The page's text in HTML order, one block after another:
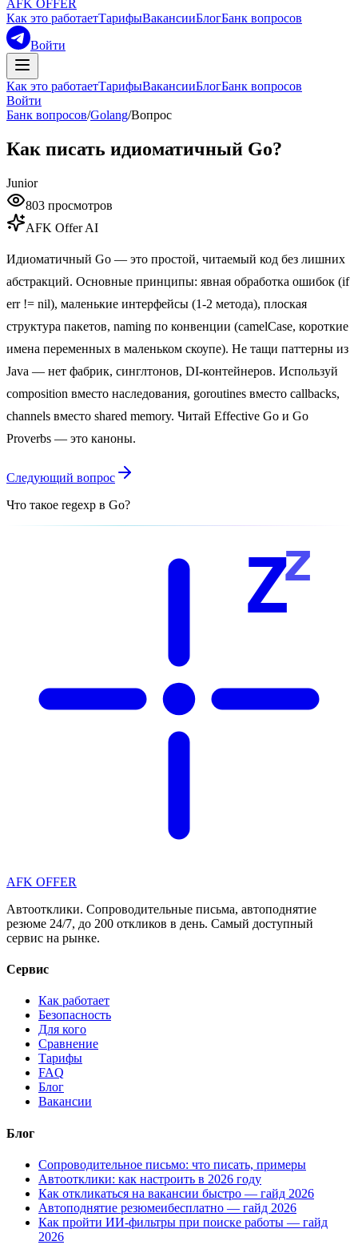
AFK OFFER
Как это работаетТарифыВакансииБлогБанк вопросов
Войти
Как это работаетТарифыВакансииБлогБанк вопросов
Войти
Банк вопросов/Golang/Вопрос
Как писать идиоматичный Go?
Junior
803 просмотров
AFK Offer AI
Идиоматичный Go — это простой, читаемый код без лишних
абстракций. Основные принципы: явная обработка ошибок (if
err != nil), маленькие интерфейсы (1-2 метода), плоская
структура пакетов, naming по конвенции (camelCase, короткие
имена переменных в маленьком скоупе). Не тащи паттерны из
Java — нет фабрик, синглтонов, DI-контейнеров. Используй
composition вместо наследования, goroutines вместо callbacks,
channels вместо shared memory. Читай Effective Go и Go
Proverbs — это каноны.
Следующий вопрос
Что такое regexp в Go?
Zz
AFK OFFER
Автоотклики. Сопроводительные письма, автоподнятие
резюме 24/7, до 200 откликов в день. Самый доступный
сервис на рынке.
Сервис
Как работает
Безопасность
Для кого
Сравнение
Тарифы
FAQ
Блог
Вакансии
Блог
Сопроводительное письмо: что писать, примеры
Автоотклики: как настроить в 2026 году
Как откликаться на вакансии быстро — гайд 2026
Автоподнятие резюмеибесплатно — гайд 2026
Как пройти ИИ-фильтры при поиске работы — гайд
2026